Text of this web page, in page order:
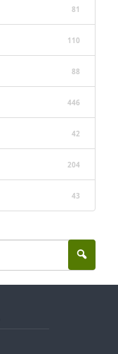
81
110
88
446
42
204
43